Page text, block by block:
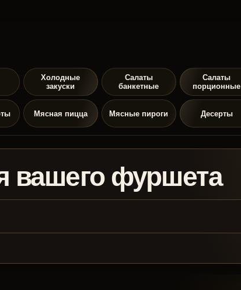
Холодные
закуски
Салаты
банкетные
Салаты
порционные
Мясная пицца Мясные пироги Десерты
вашего фуршета